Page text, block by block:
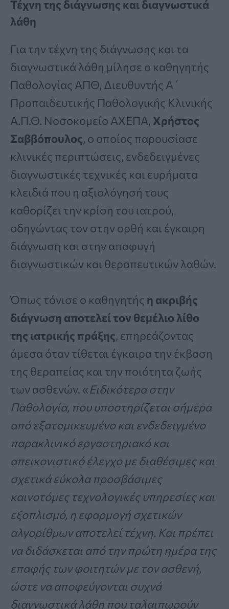
Τέχνη της διάγνωσης και διαγνωστικά
λάθη
Για την τέχνη της διάγνωσης και τα
διαγνωστικά λάθη μίλησε ο καθηγητής
Παθολογίας ΑΠΘ, Διευθυντής Α΄
Προπαιδευτικής Παθολογικής Κλινικής
Α.Π.Θ. Νοσοκομείο ΑΧΕΠΑ, Χρήστος
Σαββόπουλος, ο οποίος παρουσίασε
κλινικές περιπτώσεις, ενδεδειγμένες
διαγνωστικές τεχνικές και ευρήματα
κλειδιά που η αξιολόγησή τους
καθορίζει την κρίση του ιατρού,
οδηγώντας τον στην ορθή και έγκαιρη
διάγνωση και στην αποφυγή
διαγνωστικών και θεραπευτικών λαθών.
Όπως τόνισε ο καθηγητής η ακριβής
διάγνωση αποτελεί τον θεμέλιο λίθο
της ιατρικής πράξης, επηρεάζοντας
άμεσα όταν τίθεται έγκαιρα την έκβαση
της θεραπείας και την ποιότητα ζωής
των ασθενών. «Ειδικότερα στην
Παθολογία, που υποστηρίζεται σήμερα
από εξατομικευμένο και ενδεδειγμένο
παρακλινικό εργαστηριακό και
απεικονιστικό έλεγχο με διαθέσιμες και
σχετικά εύκολα προσβάσιμες
καινοτόμες τεχνολογικές υπηρεσίες και
εξοπλισμό, η εφαρμογή σχετικών
αλγορίθμων αποτελεί τέχνη. Και πρέπει
να διδάσκεται από την πρώτη ημέρα της
επαφής των φοιτητών με τον ασθενή,
ώστε να αποφεύγονται συχνά
διαγνωστικά λάθη που ταλαιπωρούν